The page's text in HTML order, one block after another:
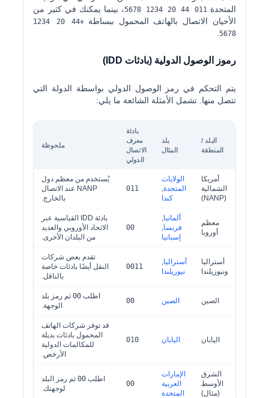
المتحدة 011 44 ​​20 1234 5678
، بينما يمكنك في كثير من
الأحيان الاتصال بالهاتف المحمول ببساطة
+44 20 1234
5678
رموز الوصول الدولية (بادئات IDD)
يتم التحكم في رمز الوصول الدولي بواسطة الدولة التي
تتصل منها. تشمل الأمثلة الشائعة ما يلي:
البلد /
المنطقة
بلد
المثال
بادئة
معرف
الاتصال
الدولي
ملحوظة
أمريكا
الشمالية
(NANP)
الولايات
المتحدة,
كندا
011
يُستخدم من معظم دول
NANP عند الاتصال
بالخارج.
معظم
أوروبا
ألمانيا,
فرنسا,
إسبانيا
00
بادئة IDD القياسية عبر
الاتحاد الأوروبي والعديد
من البلدان الأخرى.
أستراليا
ونيوزيلندا
أستراليا,
نيوزيلندا
0011
تقدم بعض شركات
النقل أيضًا بادئات خاصة
بالناقل.
الصين الصين 00
اطلب00 ثم رمز بلد
الوجهة.
اليابان اليابان 010
قد توفر شركات الهاتف
المحمول بادئات بديلة
للمكالمات الدولية
الأرخص.
الشرق
الأوسط
(مثال)
الإمارات
العربية
المتحدة
00
اطلب00 ثم رمز البلد
لوجهتك.